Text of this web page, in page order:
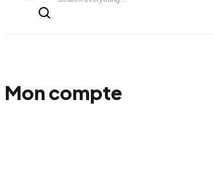
Mon compte